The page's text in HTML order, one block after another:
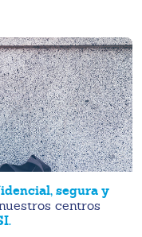
segura y
centros